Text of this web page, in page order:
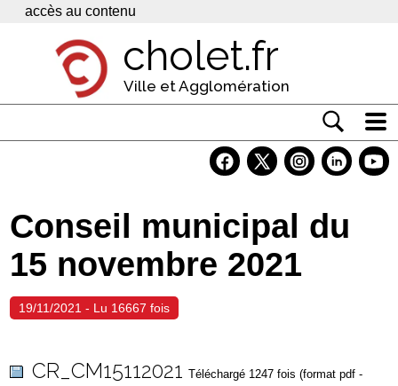
Panneau de gestion des cookies
accès au contenu
cholet.fr
Ville et Agglomération
Economie
Services
Contacts
Conseil municipal du
15 novembre 2021
19/11/2021 - Lu 16667 fois
CR_CM15112021 Téléchargé 1247 fois (format pdf -